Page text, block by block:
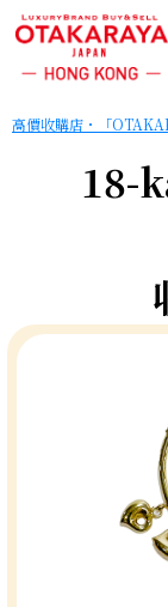
高價收購店・「
18-